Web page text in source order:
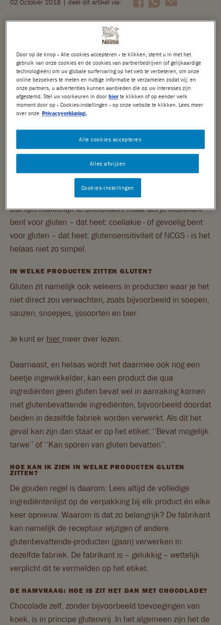
Nuts
Choclait Chips
After Eight
Caramac
Quality Street
Mini's
Seizoenschocolade
DUURZAAMHEID
Nestlé Cocoa Plan
Geniet gerust, maar wel bewust
RECEPTEN
BLOG
VRAGEN & CONTACT
02 October 2018 | deel dit artikel via:
Is chocolade glutenvrij?
Is chocolade glutenvrij? Deze vraag wordt
regelmatig gesteld. Voordat we hier antwoord op
kunnen geven eerst even naar de basis. Want wat
zijn gluten eigenlijk? In welke producten zitten
gluten? En hoe kan ik daarachter komen?
WAT ZIJN GLUTEN?
Gluten is een eiwit dat van nature voorkomt in tarwe,
rogge en gerst (gort). Gluten zit ook in producten die van
deze granen zijn gemaakt, zoals brood, crackers, pizza,
pasta, paneermeel, koek, cake en taart.
Dat lijkt makkelijk te onthouden, maar als je intolerant
bent voor gluten – dat heet: coeliakie - of gevoelig bent
voor gluten – dat heet: glutensensitiviteit of NCGS - is het
helaas niet zo simpel.
IN WELKE PRODUCTEN ZITTEN GLUTEN?
Gluten zit namelijk ook weleens in producten waar je het
niet direct zou verwachten, zoals bijvoorbeeld in soepen,
sauzen, snoepjes, ijssoorten en bier.
Je kunt er hier meer over lezen.
Daarnaast, en helaas wordt het daarmee ook nog een
beetje ingewikkelder, kan een product die qua
ingrediënten geen gluten bevat wel in aanraking komen
met glutenbevattende ingrediënten, bijvoorbeeld doordat
beiden in dezelfde fabriek worden verwerkt. Als dit het
geval kan zijn dan staat er op het etiket: ‘‘Bevat mogelijk:
tarwe’’ of ‘‘Kan sporen van gluten bevatten’’.
HOE KAN IK ZIEN IN WELKE PRODUCTEN GLUTEN
ZITTEN?
De gouden regel is daarom: Lees altijd de volledige
ingrediëntenlijst op de verpakking bij elk product én elke
keer opnieuw. Waarom is dat zo belangrijk? De fabrikant
kan namelijk de receptuur wijzigen of andere
glutenbevattende-producten (gaan) verwerken in
dezelfde fabriek. De fabrikant is – gelukkig – wettelijk
verplicht dit te vermelden op het etiket.
DE HAMVRAAG: HOE IS ZIT HET DAN MET CHOCOLADE?
Chocolade zelf, zonder bijvoorbeeld toevoegingen van
koek, is in principe glutenvrij. In het algemeen zijn het de
Door op de knop « Alle cookies accepteren » te klikken, stemt u in met het
gebruik van onze cookies en de cookies van partnerbedrijven (of gelijkaardige
technologieën) om uw globale surfervaring op het web te verbeteren, om onze
online bezoekers te meten en nuttige informatie te verzamelen zodat wij, en
onze partners, u advertenties kunnen aanbieden die op uw interesses zijn
afgestemd. Stel uw voorkeuren in doorhier te klikken of op eender welk
moment door op « Cookies-instellingen » op onze website te klikken. Lees meer
over onze Privacyverklaring.
Alles afwijzen
Alle cookies accepteren
Cookies-instellingen